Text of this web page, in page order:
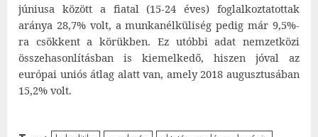
júniusa között a fiatal (15-24 éves) foglalkoztatottak
aránya 28,7% volt, a munkanélküliség pedig már 9,5%-
ra csökkent a körükben. Ez utóbbi adat nemzetközi
összehasonlításban is kiemelkedő, hiszen jóval az
európai uniós átlag alatt van, amely 2018 augusztusában
15,2% volt.